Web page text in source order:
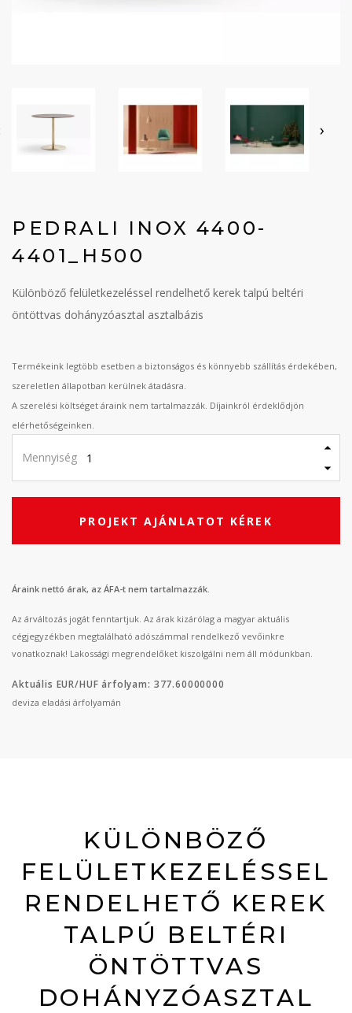
›
PEDRALI INOX 4400-
4401_H500
Különböző felületkezeléssel rendelhető kerek talpú beltéri
öntöttvas dohányzóasztal asztalbázis
Termékeink legtöbb esetben a biztonságos és könnyebb szállítás érdekében,
szereletlen állapotban kerülnek átadásra.
A szerelési költséget áraink nem tartalmazzák. Díjainkról érdeklődjön
elérhetőségeinken.
Mennyiség
PROJEKT AJÁNLATOT KÉREK
Áraink nettó árak, az ÁFA-t nem tartalmazzák.
Az árváltozás jogát fenntartjuk. Az árak kizárólag a magyar aktuális
cégjegyzékben megtalálható adószámmal rendelkező vevőinkre
vonatkoznak! Lakossági megrendelőket kiszolgálni nem áll módunkban.
Aktuális EUR/HUF árfolyam: 377.60000000
deviza eladási árfolyamán
KÜLÖNBÖZŐ
FELÜLETKEZELÉSSEL
RENDELHETŐ KEREK
TALPÚ BELTÉRI
ÖNTÖTTVAS
DOHÁNYZÓASZTAL